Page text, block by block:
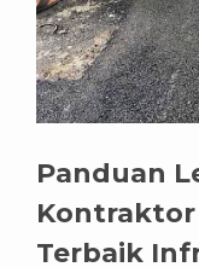
Panduan
Kontraktor
Terbaik